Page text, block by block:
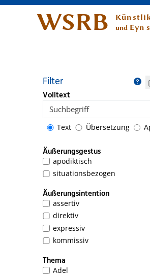
WSRB und Eyn
Filter
Volltext
Text Übersetzung
Äußerungsgestus
apodiktisch
situationsbezogen
Äußerungsintention
assertiv
direktiv
expressiv
kommissiv
Thema
Adel